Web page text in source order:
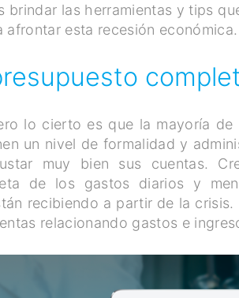
brindar las herramientas y tips
afrontar esta recesión económica.
lo cierto es que la mayoría
un nivel de formalidad y
muy bien sus cuentas.
de los gastos diarios y
recibiendo a partir de la
relacionando gastos e